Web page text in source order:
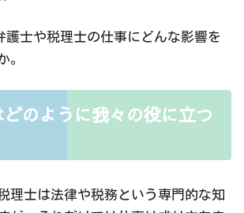
護士や税理士の仕事にどんな影響を
。
のように我々の役に立つ
理士は法律や税務という専門的な知